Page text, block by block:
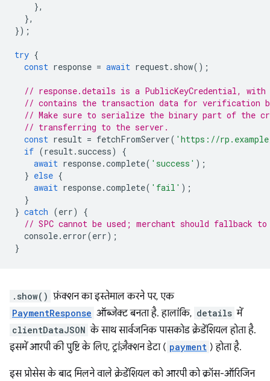
},
},
});
try {
const response = await request. show();
// response.details is a PublicKeyCredential, with
// contains the transaction data for verification
// Make sure to serialize the binary part of the
// transferring to the server.
const result = fetchFromServer( 'https://
if (result. success)
{
await response.complete( 'success' );
} else {
await response.complete( 'fail' );
}
} catch (err)
{
// SPC cannot be used; merchant should fallback
console. error(err);
}
.show() फ़ंक्शन का इस्तेमाल करने पर, एक
PaymentResponse ऑब्जेक्ट बनता है. हालांकि, details में
clientDataJSON के साथ सार्वजनिक पासकोड क्रेडेंशियल होता है.
इसमें आरपी की पुष्टि के लिए, ट्रांज़ैक्शन डेटा ( payment ) होता है.
इस प्रोसेस के बाद मिलने वाले क्रेडेंशियल को आरपी को क्रॉस-ऑरिजिन